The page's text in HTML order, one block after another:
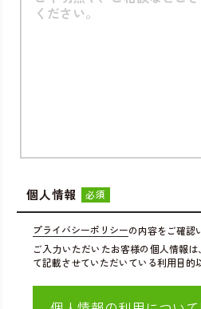
個人情報 必須
プライバシーポリシーの内容をご確認
ご入力いただいたお客様の個人情報
て記載させていただいている利用目的